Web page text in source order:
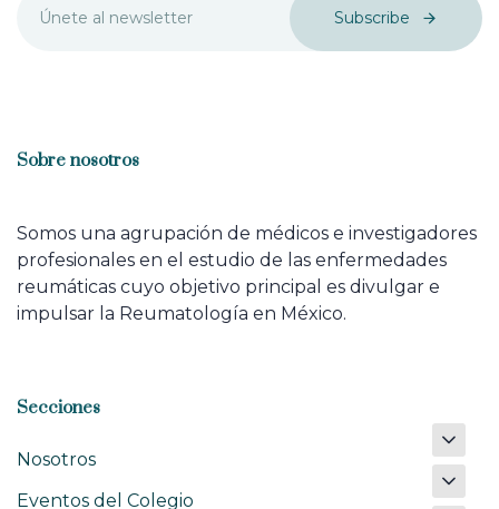
Subscribe
Sobre nosotros
Somos una agrupación de médicos e investigadores
profesionales en el estudio de las enfermedades
reumáticas cuyo objetivo principal es divulgar e
impulsar la Reumatología en México.
Secciones
Nosotros
Eventos del Colegio